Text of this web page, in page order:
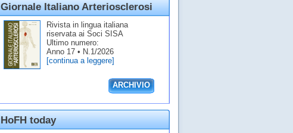
Giornale Italiano Arteriosclerosi
Rivista in lingua italiana
riservata ai Soci SISA
Ultimo numero:
Anno 17 • N.1/2026
[continua a leggere]
ARCHIVIO
HoFH today